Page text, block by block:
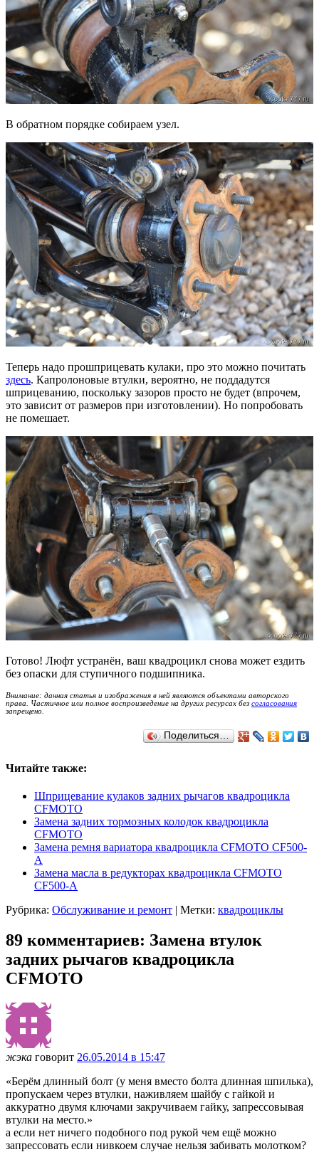
В обратном порядке собираем узел.
Теперь надо прошприцевать кулаки, про это можно почитать
здесь. Капролоновые втулки, вероятно, не поддадутся
шприцеванию, поскольку зазоров просто не будет (впрочем,
это зависит от размеров при изготовлении). Но попробовать
не помешает.
Готово! Люфт устранён, ваш квадроцикл снова может ездить
без опаски для ступичного подшипника.
Внимание: данная статья и изображения в ней являются объектами авторского
права. Частичное или полное воспроизведение на других ресурсах без согласования
запрещено.
Поделиться…
Читайте также:
Шприцевание кулаков задних рычагов квадроцикла
CFMOTO
Замена задних тормозных колодок квадроцикла
CFMOTO
Замена ремня вариатора квадроцикла CFMOTO CF500-
A
Замена масла в редукторах квадроцикла CFMOTO
CF500-A
Рубрика: Обслуживание и ремонт | Метки: квадроциклы
89 комментариев: Замена втулок
задних рычагов квадроцикла
CFMOTO
жэка говорит 26.05.2014 в 15:47
«Берём длинный болт (у меня вместо болта длинная шпилька),
пропускаем через втулки, наживляем шайбу с гайкой и
аккуратно двумя ключами закручиваем гайку, запрессовывая
втулки на место.»
а если нет ничего подобного под рукой чем ещё можно
запрессовать если нивкоем случае нельзя забивать молотком?